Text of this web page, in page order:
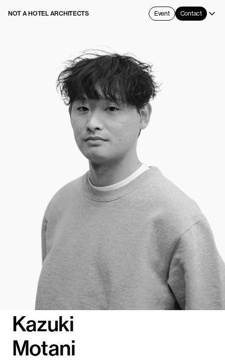
NOT A HOTEL ARCHITECTS Event Contact
Kazuki
Motani